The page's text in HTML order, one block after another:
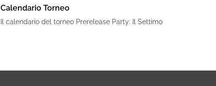
Calendario Torneo
Il calendario del torneo Prerelease Party: Il Settimo